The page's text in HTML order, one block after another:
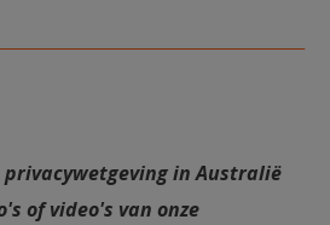
privacywetgeving in Australië
of video's van onze